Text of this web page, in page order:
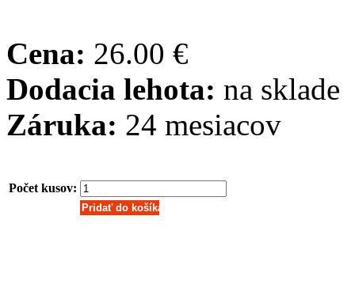
Cena: 26.00 €
Dodacia lehota: na sklade
Záruka: 24 mesiacov
Počet kusov: